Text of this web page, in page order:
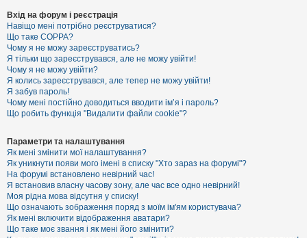
є
с
т
р
а
ц
і
я
Т
м
и
б
е
з
в
і
д
п
о
в
Вхід на форум і реєстрація
Навіщо мені потрібно реєструватися?
Що таке COPPA?
Чому я не можу зареєструватись?
Я тільки що зареєструвався, але не можу увійти!
Чому я не можу увійти?
Я колись зареєструвався, але тепер не можу увійти!
Я забув пароль!
Чому мені постійно доводиться вводити ім’я і пароль?
Що робить функція "Видалити файли cookie"?
Параметри та налаштування
Як мені змінити мої налаштування?
Як уникнути появи мого імені в списку "Хто зараз на форумі"?
На форумі встановлено невірний час!
Я встановив власну часову зону, але час все одно невірний!
Моя рідна мова відсутня у списку!
Що означають зображення поряд з моїм ім'ям користувача?
Як мені включити відображення аватари?
Що таке моє звання і як мені його змінити?